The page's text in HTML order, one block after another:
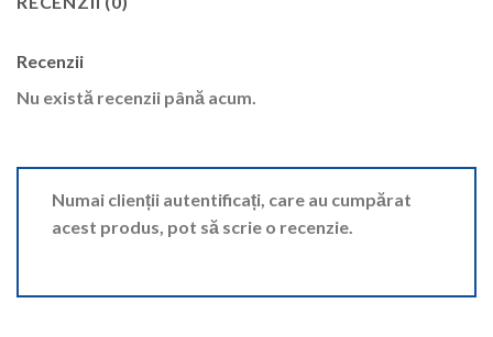
Recenzii
Nu există recenzii până acum.
Numai clienții autentificați, care au cumpărat
acest produs, pot să scrie o recenzie.